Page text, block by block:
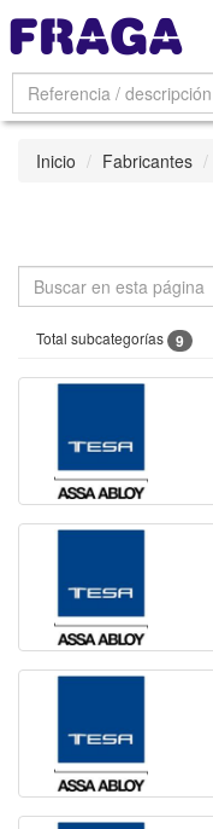
Inicio Fabricantes
Total subcategorías 9